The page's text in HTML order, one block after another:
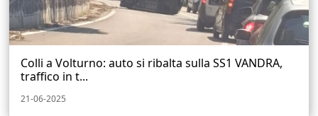
Colli a Volturno: auto si ribalta sulla SS1 VANDRA,
traffico in t...
21-06-2025